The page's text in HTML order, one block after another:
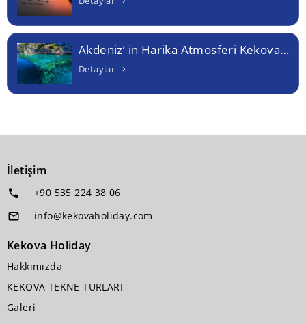
Akdeniz’ in Harika Atmosferi Kekova Tekne Turlarında
Detaylar
İletişim
+90 535 224 38 06
info@kekovaholiday.com
Kekova Holiday
Hakkımızda
KEKOVA TEKNE TURLARI
Galeri